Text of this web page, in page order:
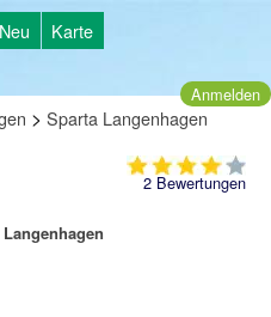
Neu Karte
Anmelden
> Sparta Langenhagen
2Bewertungen
Langenhagen